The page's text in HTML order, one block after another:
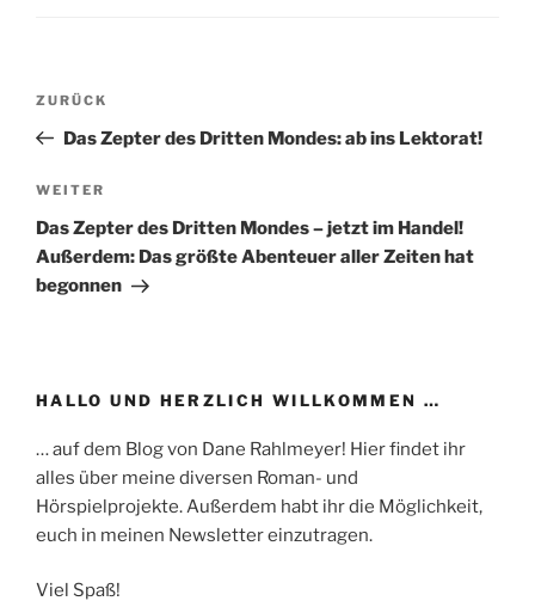
Beitragsnavigation
Vorheriger
Beitrag
ZURÜCK
Das Zepter des Dritten Mondes: ab ins Lektorat!
Nächster
Beitrag
WEITER
Das Zepter des Dritten Mondes – jetzt im Handel!
Außerdem: Das größte Abenteuer aller Zeiten hat
begonnen
HALLO UND HERZLICH WILLKOMMEN …
… auf dem Blog von Dane Rahlmeyer! Hier findet ihr
alles über meine diversen Roman- und
Hörspielprojekte. Außerdem habt ihr die Möglichkeit,
euch in meinen Newsletter einzutragen.
Viel Spaß!